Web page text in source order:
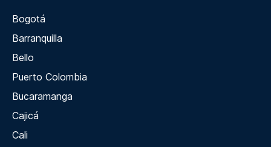
Bogotá
Barranquilla
Bello
Puerto Colombia
Bucaramanga
Cajicá
Cali